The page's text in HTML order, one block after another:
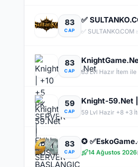
83
CAP ✅ SULTANKO.COM
83
CAP
83 Lvl Hazır İtem
59
CAP
Knight-59.Net |
59 Lvl Hazir +8 +3
83
CAP 14 Ağustos 2026